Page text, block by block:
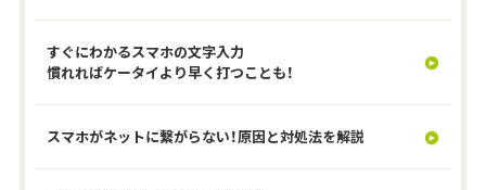
すぐにわかるスマホの文字入力
慣れればケータイより早く打つことも！
スマホがネットに繋がらない！原因と対処法を解説